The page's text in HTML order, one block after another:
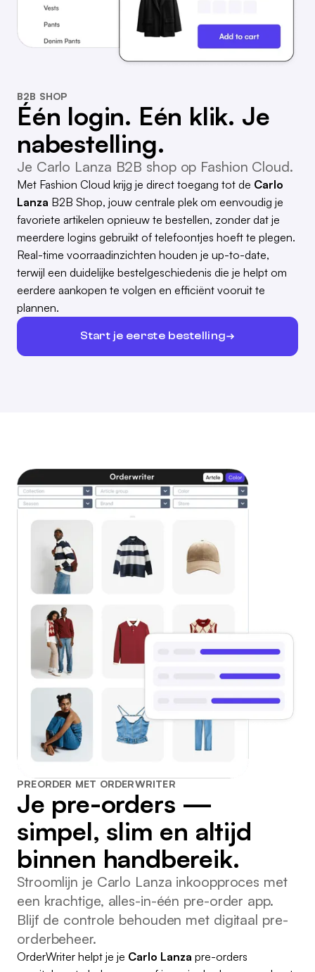
B2B SHOP
Één login. Eén klik. Je
nabestelling.
Je Carlo Lanza B2B shop op Fashion Cloud.
Met Fashion Cloud krijg je direct toegang tot de Carlo
Lanza B2B Shop, jouw centrale plek om eenvoudig je
favoriete artikelen opnieuw te bestellen, zonder dat je
meerdere logins gebruikt of telefoontjes hoeft te plegen.
Real-time voorraadinzichten houden je up-to-date,
terwijl een duidelijke bestelgeschiedenis die je helpt om
eerdere aankopen te volgen en efficiënt vooruit te
plannen.
Start je eerste bestelling
PREORDER MET ORDERWRITER
Je pre-orders —
simpel, slim en altijd
binnen handbereik.
Stroomlijn je Carlo Lanza inkoopproces met
een krachtige, alles-in-één pre-order app.
Blijf de controle behouden met digitaal pre-
orderbeheer.
OrderWriter helpt je je Carlo Lanza pre-orders